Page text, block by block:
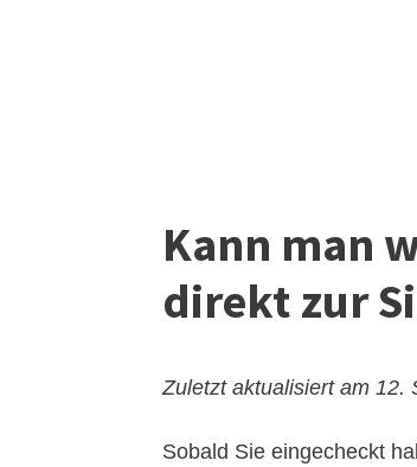
Kann man
direkt zur
Zuletzt aktualisiert am 12.
Sobald Sie eingecheckt